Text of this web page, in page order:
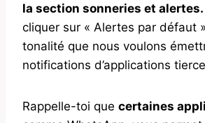
la section sonneries et alertes.
cliquer sur « Alertes par défaut
tonalité que nous voulons
notifications d’applications
Rappelle-toi que certaines